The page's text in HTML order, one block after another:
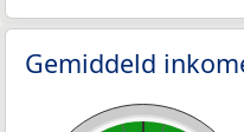
Gemiddeld